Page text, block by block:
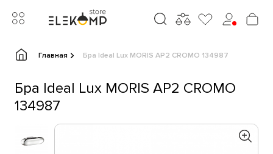
Главная Бра Ideal Lux MORIS AP2 CROMO 134987
Бра Ideal Lux MORIS AP2 CROMO
134987